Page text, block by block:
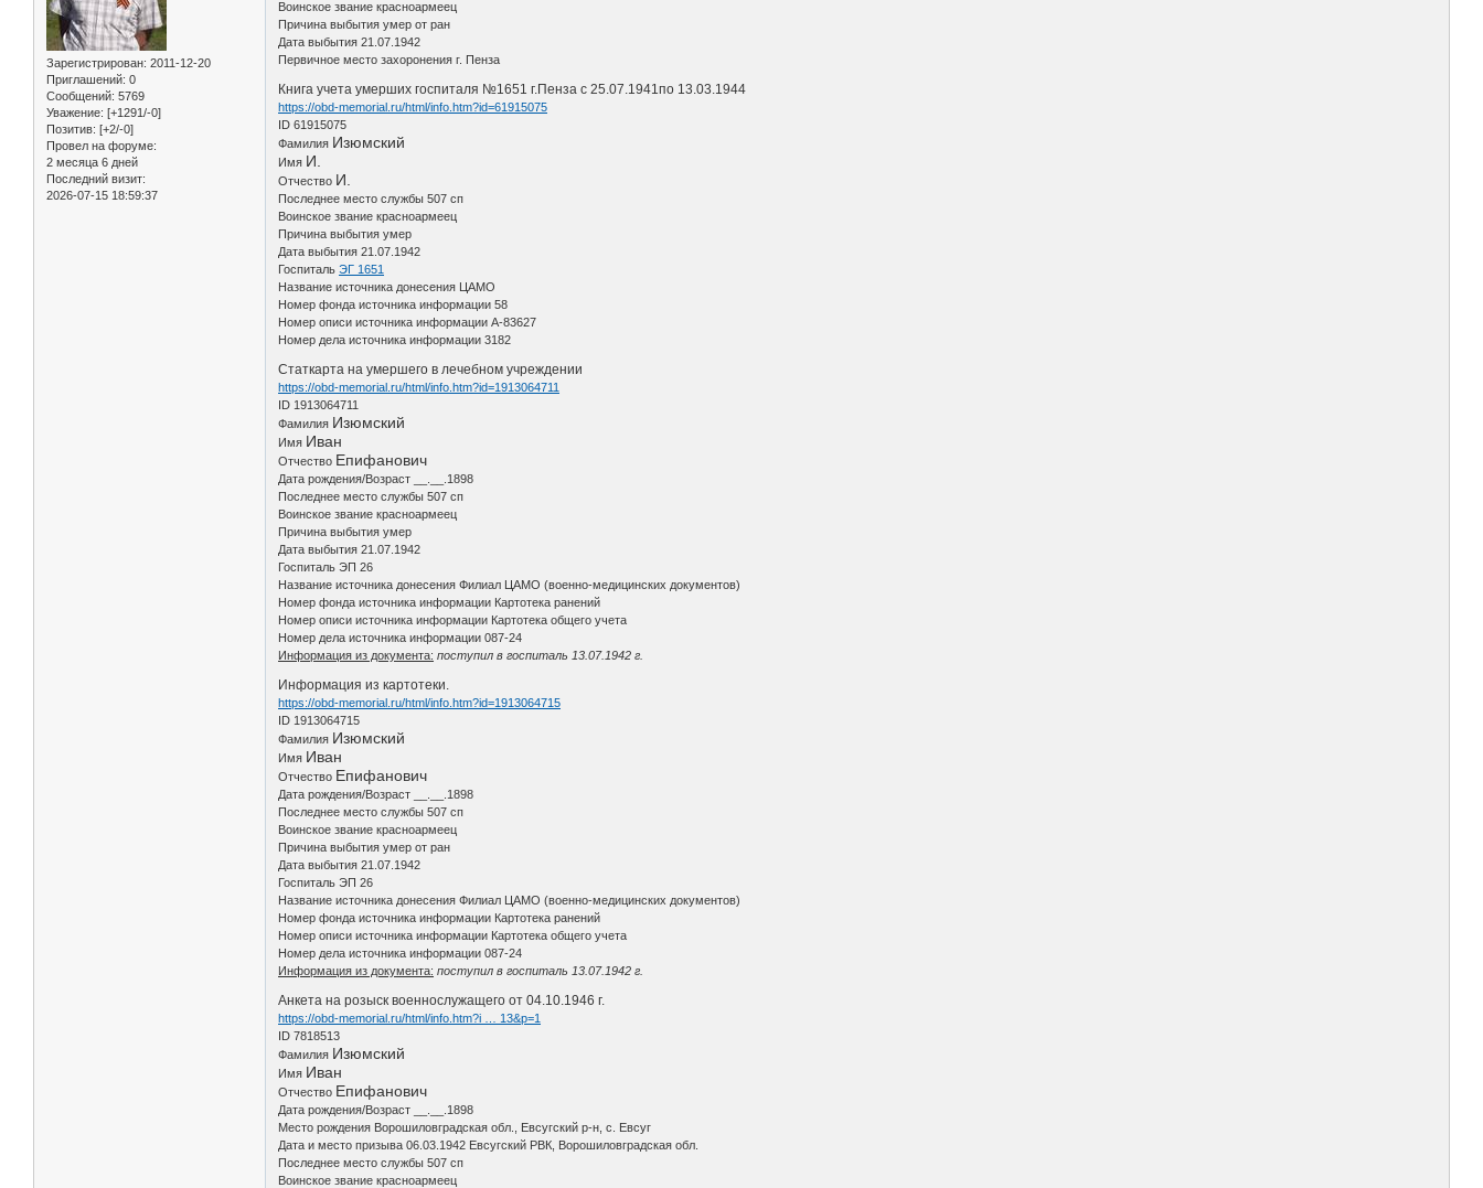
Зарегистрирован: 2011-12-20
Приглашений: 0
Сообщений: 5769
Уважение: [+1291/-0]
Позитив: [+2/-0]
Провел на форуме:
2 месяца 6 дней
Последний визит:
2026-07-15 18:59:37
Воинское звание красноармеец
Причина выбытия умер от ран
Дата выбытия 21.07.1942
Первичное место захоронения г. Пенза
Книга учета умерших госпиталя №1651 г.Пенза с 25.07.1941по 13.03.1944
https://obd-memorial.ru/html/info.htm?id=61915075
ID 61915075
Фамилия Изюмский
Имя И.
Отчество И.
Последнее место службы 507 сп
Воинское звание красноармеец
Причина выбытия умер
Дата выбытия 21.07.1942
ГоспитальЭГ 1651
Название источника донесения ЦАМО
Номер фонда источника информации 58
Номер описи источника информации А-83627
Номер дела источника информации 3182
Статкарта на умершего в лечебном учреждении
https://obd-memorial.ru/html/info.htm?id=1913064711
ID 1913064711
Фамилия Изюмский
Имя Иван
Отчество Епифанович
Дата рождения/Возраст __.__.1898
Последнее место службы 507 сп
Воинское звание красноармеец
Причина выбытия умер
Дата выбытия 21.07.1942
Госпиталь ЭП 26
Название источника донесения Филиал ЦАМО (военно-медицинских документов)
Номер фонда источника информации Картотека ранений
Номер описи источника информации Картотека общего учета
Номер дела источника информации 087-24
Информация из документа: поступил в госпиталь 13.07.1942 г.
Информация из картотеки.
https://obd-memorial.ru/html/info.htm?id=1913064715
ID 1913064715
Фамилия Изюмский
Имя Иван
Отчество Епифанович
Дата рождения/Возраст __.__.1898
Последнее место службы 507 сп
Воинское звание красноармеец
Причина выбытия умер от ран
Дата выбытия 21.07.1942
Госпиталь ЭП 26
Название источника донесения Филиал ЦАМО (военно-медицинских документов)
Номер фонда источника информации Картотека ранений
Номер описи источника информации Картотека общего учета
Номер дела источника информации 087-24
Информация из документа: поступил в госпиталь 13.07.1942 г.
Анкета на розыск военнослужащего от 04.10.1946 г.
https://obd-memorial.ru/html/info.htm?i … 13&p=1
ID 7818513
Фамилия Изюмский
Имя Иван
Отчество Епифанович
Дата рождения/Возраст __.__.1898
Место рождения Ворошиловградская обл., Евсугский р-н, с. Евсуг
Дата и место призыва 06.03.1942 Евсугский РВК, Ворошиловградская обл.
Последнее место службы 507 сп
Воинское звание красноармеец